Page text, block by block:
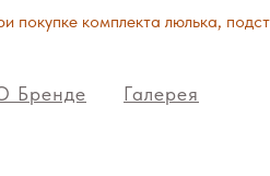
комплекта люлька,
Бренде Галерея